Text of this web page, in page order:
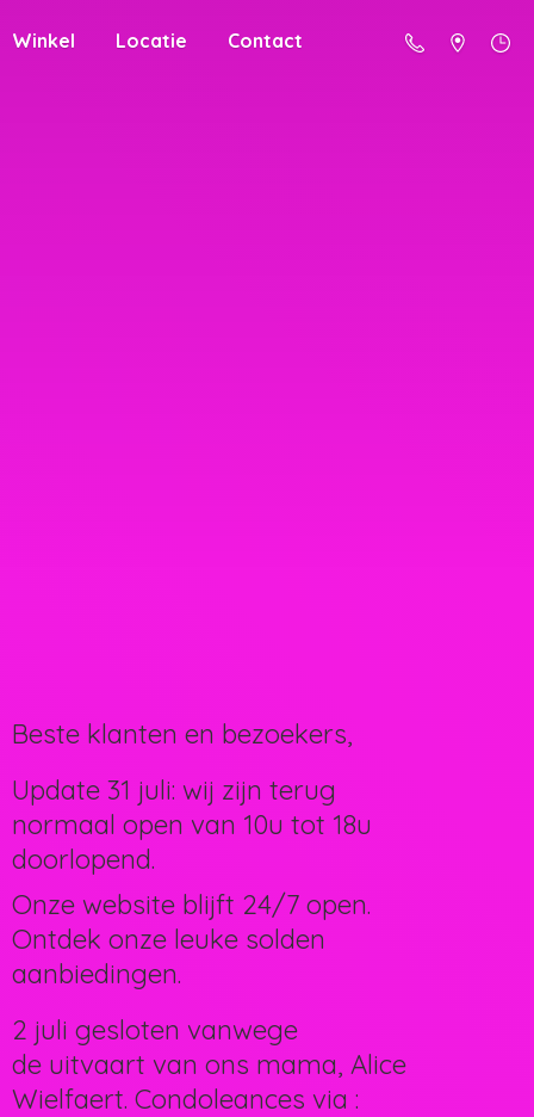
Winkel Locatie Contact
Beste klanten en bezoekers,
Update 31 juli: wij zijn terug
normaal open van 10u tot 18u
doorlopend.
Onze website blijft 24/7 open.
Ontdek onze leuke solden
aanbiedingen.
2 juli gesloten vanwege
de uitvaart van ons mama, Alice
Wielfaert. Condoleances via :